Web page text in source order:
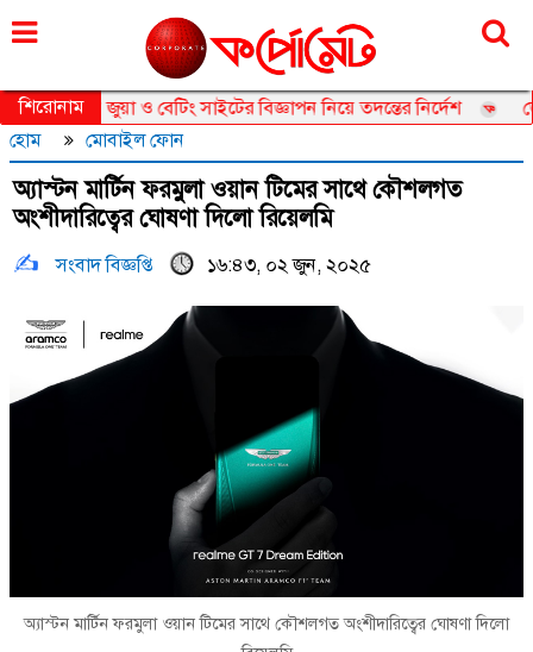
বৃহস্পতিবার, ০৬ আগস্ট ২০২৬, ২২ শ্রাবণ ১৪৩৩
শিরোনাম
অনলাইন জুয়া ও বেটিং সাইটের বিজ্ঞাপন নিয়ে তদন্তের নির্দেশ
ডেটা
হোম
মোবাইল ফোন
অ্যাস্টন মার্টিন ফরমুলা ওয়ান টিমের সাথে কৌশলগত
অংশীদারিত্বের ঘোষণা দিলো রিয়েলমি
সংবাদ বিজ্ঞপ্তি ১৬:৪৩, ০২ জুন, ২০২৫
অ্যাস্টন মার্টিন ফরমুলা ওয়ান টিমের সাথে কৌশলগত অংশীদারিত্বের ঘোষণা দিলো